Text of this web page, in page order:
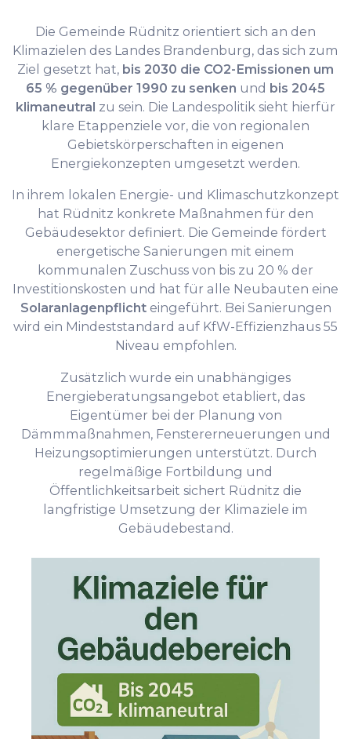
Die Gemeinde Rüdnitz orientiert sich an den
Klimazielen des Landes Brandenburg, das sich zum
Ziel gesetzt hat, bis 2030 die CO2-Emissionen um
65 % gegenüber 1990 zu senken und bis 2045
klimaneutral zu sein. Die Landespolitik sieht hierfür
klare Etappenziele vor, die von regionalen
Gebietskörperschaften in eigenen
Energiekonzepten umgesetzt werden.
In ihrem lokalen Energie- und Klimaschutzkonzept
hat Rüdnitz konkrete Maßnahmen für den
Gebäudesektor definiert. Die Gemeinde fördert
energetische Sanierungen mit einem
kommunalen Zuschuss von bis zu 20 % der
Investitionskosten und hat für alle Neubauten eine
Solaranlagenpflichteingeführt. Bei Sanierungen
wird ein Mindeststandard auf KfW-Effizienzhaus 55
Niveau empfohlen.
Zusätzlich wurde ein unabhängiges
Energieberatungsangebot etabliert, das
Eigentümer bei der Planung von
Dämmmaßnahmen, Fenstererneuerungen und
Heizungsoptimierungen unterstützt. Durch
regelmäßige Fortbildung und
Öffentlichkeitsarbeit sichert Rüdnitz die
langfristige Umsetzung der Klimaziele im
Gebäudebestand.